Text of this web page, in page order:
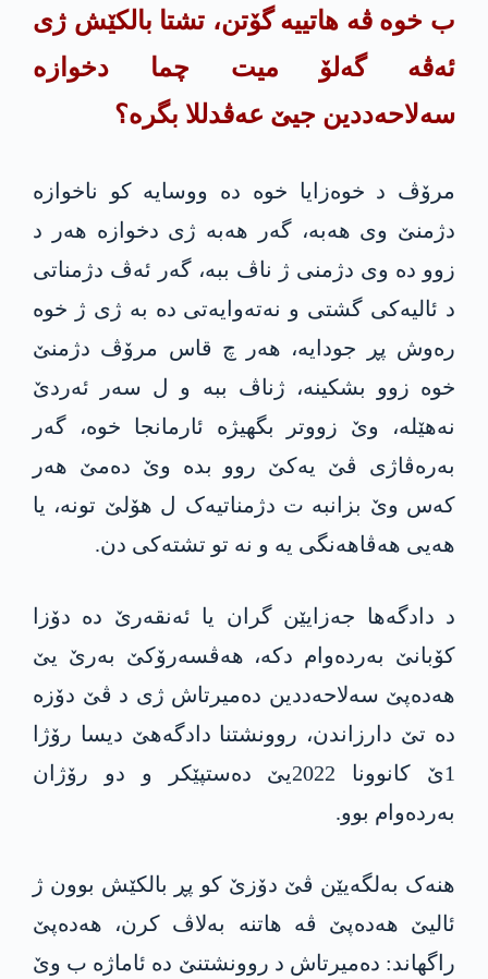
ب خوە ڤە هاتییە گۆتن، تشتا بالکێش ژی
ئەڤە گەلۆ میت چما دخوازە
سەلاحەددین جیێ عەڤدللا بگرە؟
مرۆڤ د خوەزایا خوە دە ووسایە کو ناخوازە
دژمنێ وی هەبە، گەر هەبە ژی دخوازە هەر د
زوو دە وی دژمنی ژ ناڤ ببە، گەر ئەڤ دژمناتی
د ئالیەکی گشتی و نەتەوایەتی دە بە ژی ژ خوە
رەوش پڕ جودایە، هەر چ قاس مرۆڤ دژمنێ
خوە زوو بشکینە، ژناڤ ببە و ل سەر ئەردێ
نەهێلە، وێ زووتر بگهیژە ئارمانجا خوە، گەر
بەرەڤاژی ڤێ یەکێ روو بدە وێ دەمێ هەر
کەس وێ بزانبە ت دژمناتیەک ل هۆلێ تونە، یا
هەیی هەڤاهەنگی یە و نە تو تشتەکی دن.
د دادگەھا جەزایێن گران یا ئەنقەرێ دە دۆزا
کۆبانێ بەردەوام دکە، ھەڤسەرۆکێ بەرێ یێ
هەدەپێ سەلاحەددین دەمیرتاش ژی د ڤێ دۆزە
دە تێ دارزاندن، روونشتنا دادگەھێ دیسا رۆژا
1ێ کانوونا 2022یێ دەستپێکر و دو رۆژان
بەردەوام بوو.
ھنەک بەلگەیێن ڤێ دۆزێ کو پڕ بالکێش بوون ژ
ئالیێ ھەدەپێ ڤە ھاتنە بەلاڤ کرن، ھەدەپێ
راگهاند: دەمیرتاش د روونشتنێ دە ئاماژە ب وێ